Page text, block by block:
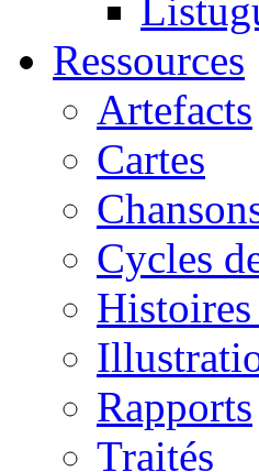
Ressources
Artefacts
Cartes
Cycles
Rapports
Traités